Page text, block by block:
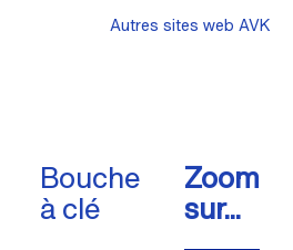
Bouche
à clé
Zoom
sur...
Autres sites web AVK